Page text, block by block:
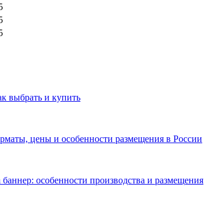
выбрать и купить
цены и особенности размещения в России
особенности производства и размещения